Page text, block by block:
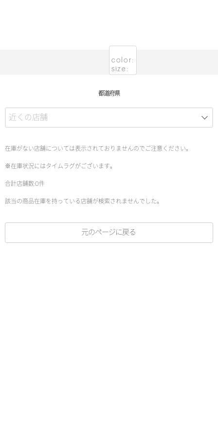
color:
size:
都道府県
在庫がない店舗については表示されておりませんのでご注意ください。
※在庫状況にはタイムラグがございます。
合計店舗数:0件
該当の商品在庫を持っている店舗が検索されませんでした。
元のページに戻る